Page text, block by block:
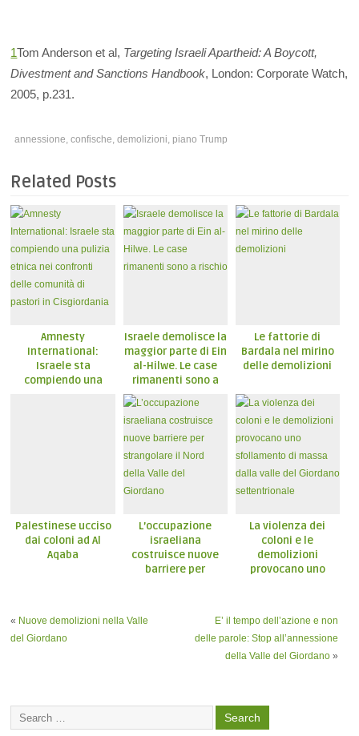
1Tom Anderson et al, Targeting Israeli Apartheid: A Boycott,
Divestment and Sanctions Handbook, London: Corporate Watch,
2005, p.231.
annessione,confische,demolizioni, piano Trump
Related Posts
Amnesty
International:
Israele sta
compiendo una
Israele demolisce la
maggior parte di Ein
al-Hilwe. Le case
rimanenti sono a
Le fattorie di
Bardala nel mirino
delle demolizioni
Palestinese ucciso
dai coloni ad Al
Aqaba
L’occupazione
israeliana
costruisce nuove
barriere per
La violenza dei
coloni e le
demolizioni
provocano uno
settentrionale
« Nuove demolizioni nella Valle
del Giordano
E’ il tempo dell’azione e non
delle parole: Stop all’annessione
della Valle del Giordano»